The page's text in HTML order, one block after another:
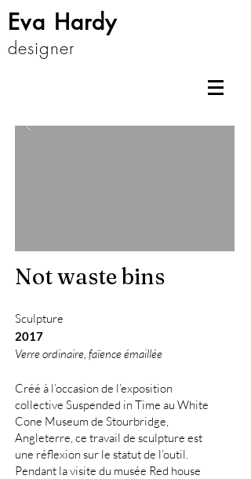
Eva Hardy
designer
Not waste bins
Sculpture
2017
Verre ordinaire, faïence émaillée
Créé à l’occasion de l’exposition
collective Suspended in Time au White
Cone Museum de Stourbridge,
Angleterre, ce travail de sculpture est
une réflexion sur le statut de l’outil.
Pendant la visite du musée Red house